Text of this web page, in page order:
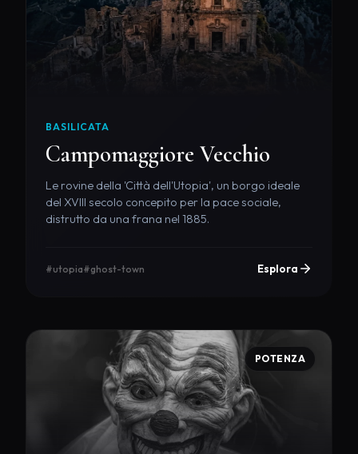
BASILICATA
Campomaggiore Vecchio
Le rovine della 'Città dell'Utopia', un borgo ideale
del XVIII secolo concepito per la pace sociale,
distrutto da una frana nel 1885.
#utopia#ghost-town Esplora
POTENZA